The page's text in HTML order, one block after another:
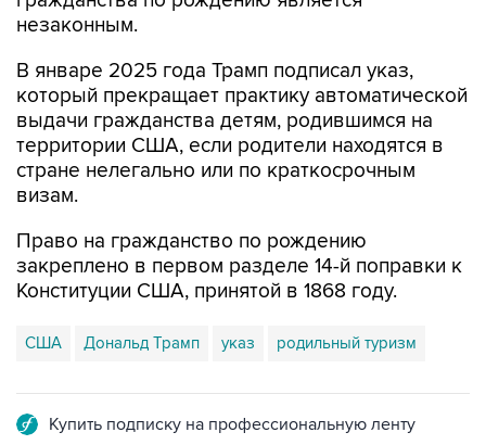
В январе 2025 года Трамп подписал указ,
выдачи гражданства детям, родившимся на
территории США, если родители находятся в
стране нелегально или по краткосрочным
визам.
Право на гражданство по рождению
Конституции США, принятой в 1868 году.
США Дональд Трамп указ родильный туризм
Подписаться на рассылку главных новостей сайта